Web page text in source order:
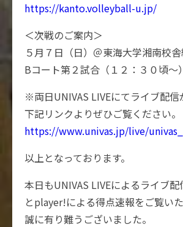
https://kanto.volleyball-u.jp/
＜次戦のご案内＞
５月７日（日）＠東海大学湘南校
Bコート第２試合（１２：３０頃〜
※両日UNIVAS LIVEにてライブ配信
下記リンクよりぜひご覧ください。
https://www.univas.jp/live/
以上となっております。
本日もUNIVAS LIVEによるライブ
とplayer!による得点速報をご覧いた
誠に有り難うございました。